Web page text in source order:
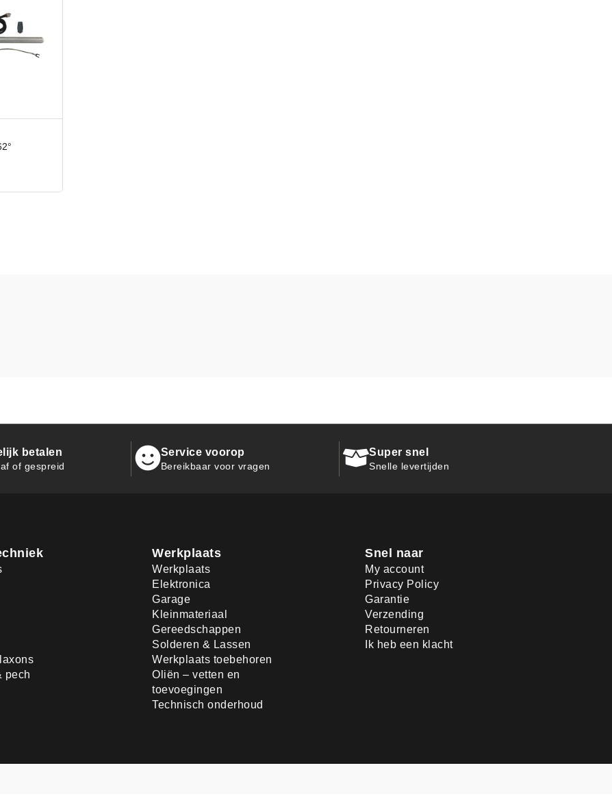
betalen
of gespreid
Service voorop
Bereikbaar voor vragen
Super snel
Snelle levertijden
pech
Werkplaats
Werkplaats
Elektronica
Garage
Kleinmateriaal
Gereedschappen
Solderen & Lassen
Werkplaats toebehoren
Oliën – vetten en
toevoegingen
Technisch onderhoud
Snel naar
My account
Privacy Policy
Garantie
Verzending
Retourneren
Ik heb een klacht